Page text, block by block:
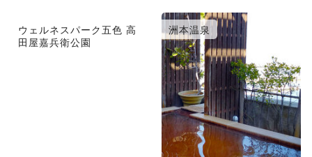
ウェルネスパーク五色 高
田屋嘉兵衛公園
洲本温泉